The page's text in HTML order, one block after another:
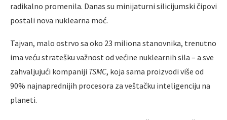
radikalno promenila. Danas su minijaturni silicijumski čipovi
postali nova nuklearna moć.
Tajvan, malo ostrvo sa oko 23 miliona stanovnika, trenutno
ima veću stratešku važnost od većine nuklearnih sila – a sve
zahvaljujući kompaniji TSMC, koja sama proizvodi više od
90% najnaprednijih procesora za veštačku inteligenciju na
planeti.